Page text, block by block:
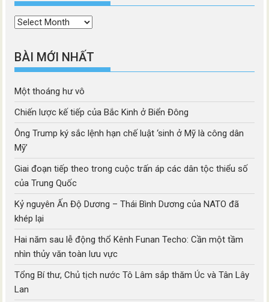
Thời
BÀI MỚI NHẤT
Một thoáng hư vô
Chiến lược kế tiếp của Bắc Kinh ở Biển Đông
Ông Trump ký sắc lệnh hạn chế luật ‘sinh ở Mỹ là công dân
Mỹ’
Giai đoạn tiếp theo trong cuộc trấn áp các dân tộc thiểu số
của Trung Quốc
Kỷ nguyên Ấn Độ Dương – Thái Bình Dương của NATO đã
khép lại
Hai năm sau lễ động thổ Kênh Funan Techo: Cần một tầm
nhìn thủy văn toàn lưu vực
Tổng Bí thư, Chủ tịch nước Tô Lâm sắp thăm Úc và Tân Lây
Lan